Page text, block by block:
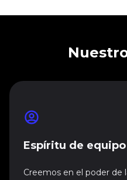
Espíritu de equipo
Creemos en el poder de